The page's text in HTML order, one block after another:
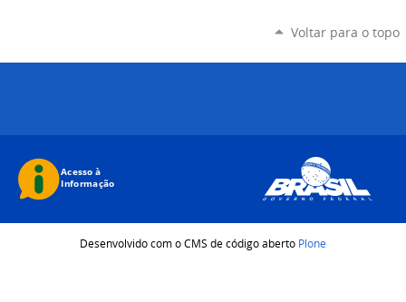
Voltar para o topo
Desenvolvido com o CMS de código aberto Plone